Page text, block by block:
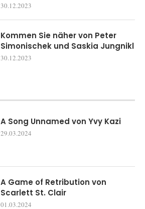
30.12.2023
Kommen Sie näher von Peter
Simonischek und Saskia Jungnikl
30.12.2023
A Song Unnamed von Yvy Kazi
29.03.2024
A Game of Retribution von
Scarlett St. Clair
01.03.2024